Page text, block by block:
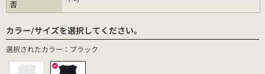
否
カラー/サイズを選択してください。
選択されたカラー：ブラック